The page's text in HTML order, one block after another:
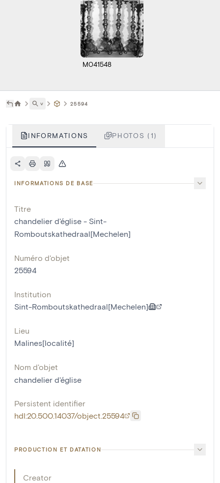
M041548
˅ 25594
INFORMATIONS PHOTOS (1)
INFORMATIONS DE BASE
Titre
chandelier d'église - Sint-
Romboutskathedraal[Mechelen]
Numéro d'objet
25594
Institution
Sint-Romboutskathedraal[Mechelen]
Lieu
Malines[localité]
Nom d'objet
chandelier d'église
Persistent identifier
hdl:20.500.14037/object.25594
PRODUCTION ET DATATION
Creator